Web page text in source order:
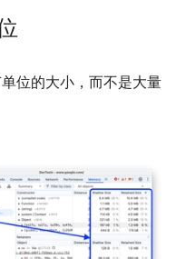
位的大小，而不是大量